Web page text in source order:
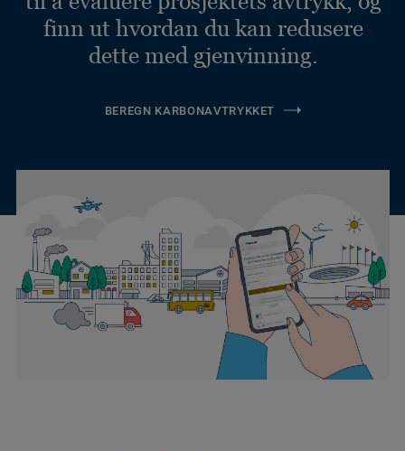
finn ut hvordan du kan redusere
dette med gjenvinning.
BEREGN KARBONAVTRYKKET